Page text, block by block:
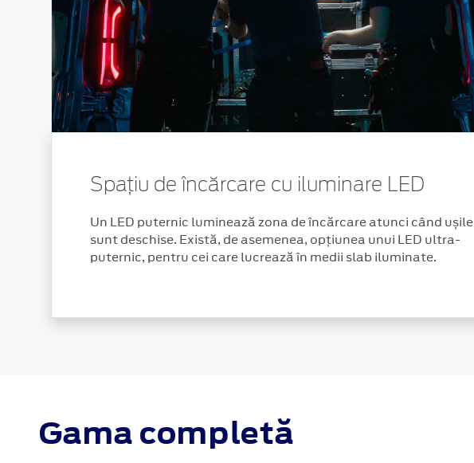
Spațiu de încărcare cu iluminare LED
Un LED puternic luminează zona de încărcare atunci când ușile
sunt deschise. Există, de asemenea, opțiunea unui LED ultra-
puternic, pentru cei care lucrează în medii slab iluminate.
Gama completă